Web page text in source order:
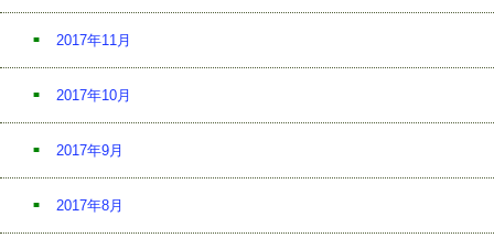
2017年11月
2017年10月
2017年9月
2017年8月